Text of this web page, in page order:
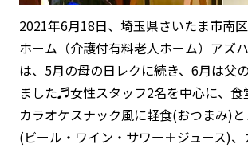
2021年6月18日、埼玉県さいたま市南
ホーム（介護付有料老人ホーム）アズ
は、5月の母の日レクに続き、6月は父
ました♬女性スタッフ2名を中心に、食
カラオケスナック風に軽食(おつまみ)
(ビール・ワイン・サワー＋ジュース)